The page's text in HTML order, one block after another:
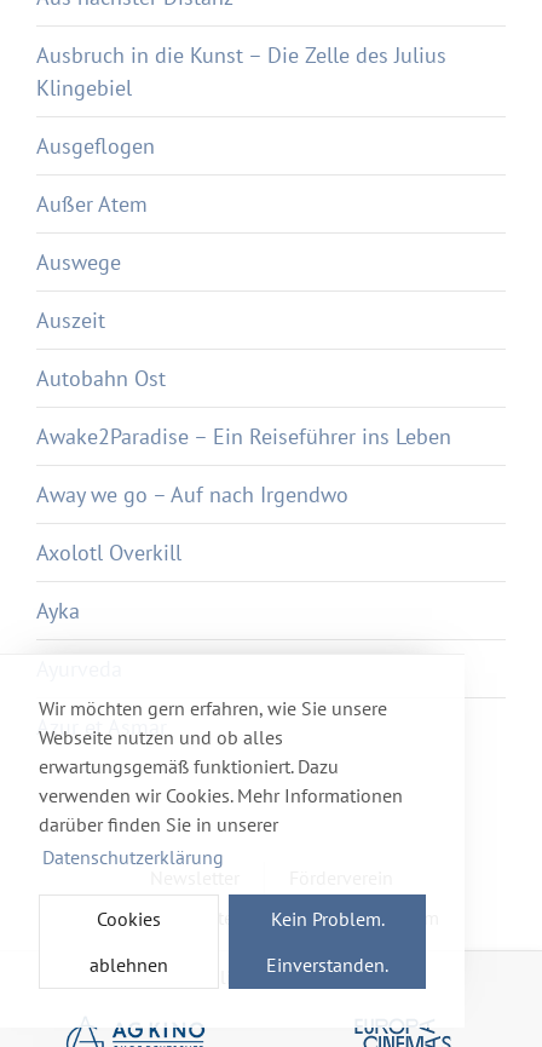
Wir möchten gern erfahren, wie Sie unsere
Webseite nutzen und ob alles
erwartungsgemäß funktioniert. Dazu
verwenden wir Cookies. Mehr Informationen
darüber finden Sie in unserer
Datenschutzerklärung
Cookies
ablehnen
Kein Problem.
Einverstanden.
Ausbruch in die Kunst – Die Zelle des Julius
Klingebiel
Ausgeflogen
Außer Atem
Auswege
Auszeit
Autobahn Ost
Awake2Paradise – Ein Reiseführer ins Leben
Away we go – Auf nach Irgendwo
Axolotl Overkill
Ayka
Azur et Asmar
Haftung & Datenschutz
Impressum
Mitglied im Netzwerk